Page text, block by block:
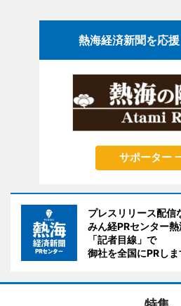
熱海経済新聞を応
サポーター
プレスリリース配信
みん経PRセンター
「記者目線」で
御社を全国にPRしま